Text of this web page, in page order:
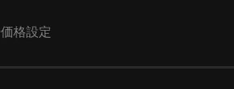
価格設定